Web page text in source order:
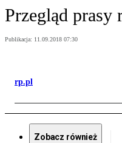
Przegląd prasy
Publikacja: 11.09.2018 07:30
rp.pl
Zobacz również